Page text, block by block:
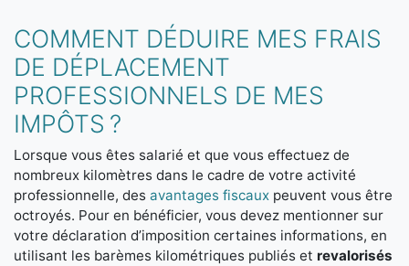
COMMENT DÉDUIRE MES FRAIS
DE DÉPLACEMENT
PROFESSIONNELS DE MES
IMPÔTS ?
Lorsque vous êtes salarié et que vous effectuez de
nombreux kilomètres dans le cadre de votre activité
professionnelle, des avantages fiscaux peuvent vous être
octroyés. Pour en bénéficier, vous devez mentionner sur
votre déclaration d’imposition certaines informations, en
utilisant les barèmes kilométriques publiés et revalorisés